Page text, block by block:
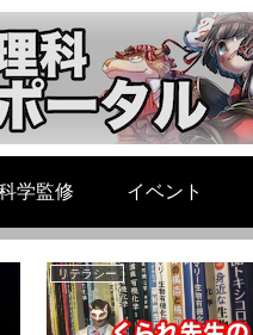
学監修 イベント
リテラシー